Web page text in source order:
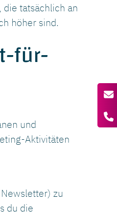
die tatsächlich an
höher sind.
für-
und
Aktivitäten
zu
du die